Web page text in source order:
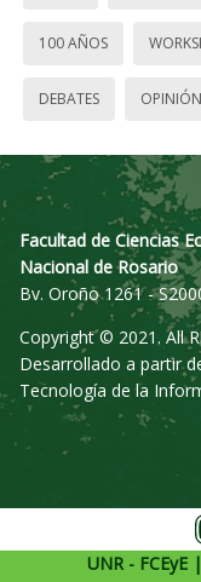
100 AÑOS
DEBATES OPINIÓN
Facultad de Ciencias
Nacional de Rosario
Bv. Oroño 1261 -
Copyright © 2021. All
Desarrollado a partir
Tecnología de la
UNR -